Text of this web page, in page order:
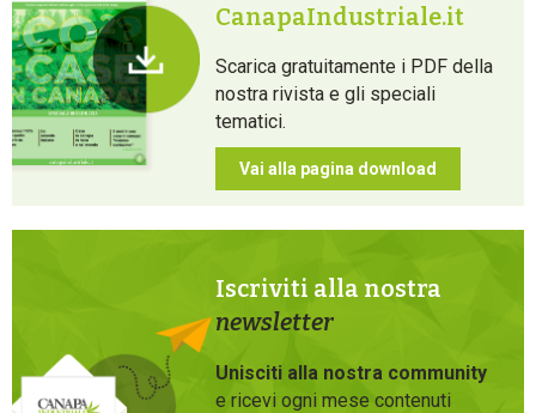
CanapaIndustriale.it
Scarica gratuitamente i PDF della
nostra rivista e gli speciali
tematici.
Vai alla pagina download
Iscriviti alla nostra
newsletter
Unisciti alla nostra community
e ricevi ogni mese contenuti